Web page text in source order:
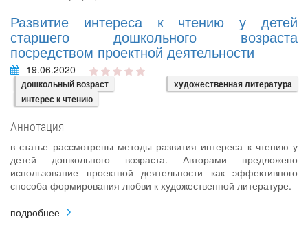
Развитие интереса к чтению у детей
старшего дошкольного возраста
посредством проектной деятельности
19.06.2020
дошкольный возраст
художественная литература
интерес к чтению
Аннотация
в статье рассмотрены методы развития интереса к чтению у
детей дошкольного возраста. Авторами предложено
использование проектной деятельности как эффективного
способа формирования любви к художественной литературе.
подробнее